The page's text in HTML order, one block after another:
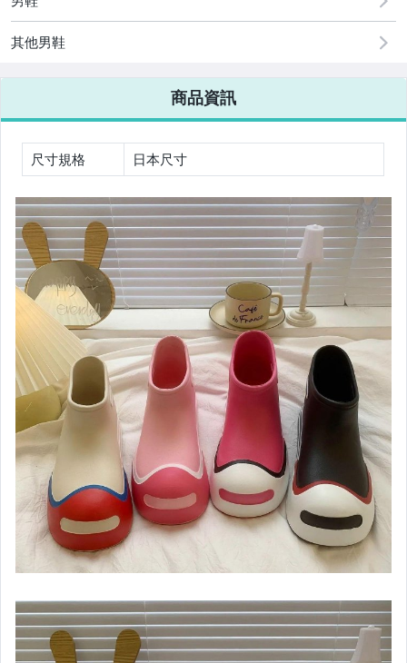
居家、家具與園藝
運動、戶外與休閒
其他男鞋
商品資訊
尺寸規格 日本尺寸